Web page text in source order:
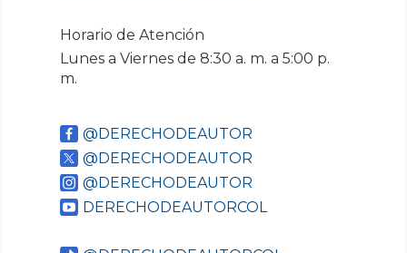
Horario de Atención
Lunes a Viernes de 8:30 a. m. a 5:00 p.
m.
@DERECHODEAUTOR
@DERECHODEAUTOR
@DERECHODEAUTOR
DERECHODEAUTORCOL